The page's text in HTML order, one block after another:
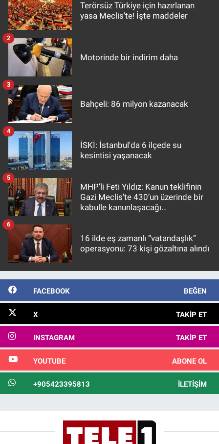
Terörsüz Türkiye için hazırlanan
yasa Meclis'te! İşte maddeler
Motorinde bir indirim daha
2
Bahçeli: 86 milyon kazanacak
3
İSKİ: İstanbul'da 6 ilçede su
kesintisi yaşanacak
4
MHP’li Feti Yıldız: Kanun teklifinin
Gazi Meclis'te 430’un üzerinde bir
kabulle kanunlaşacağı
5
16 ilde eş zamanlı “vatandaşlık”
operasyonu: 73 kişi gözaltına alındı
6
FACEBOOK BEĞEN
X TAKIP ET
INSTAGRAM TAKIP ET
YOUTUBE ABONE OL
+905423395813 İLETIŞIM